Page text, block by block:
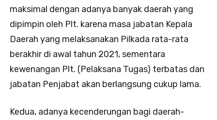
maksimal dengan adanya banyak daerah yang
dipimpin oleh Plt. karena masa jabatan Kepala
Daerah yang melaksanakan Pilkada rata-rata
berakhir di awal tahun 2021, sementara
kewenangan Plt. (Pelaksana Tugas) terbatas dan
jabatan Penjabat akan berlangsung cukup lama.
Kedua, adanya kecenderungan bagi daerah-